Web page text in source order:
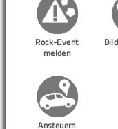
Rock-Event
melden
Ansteuern